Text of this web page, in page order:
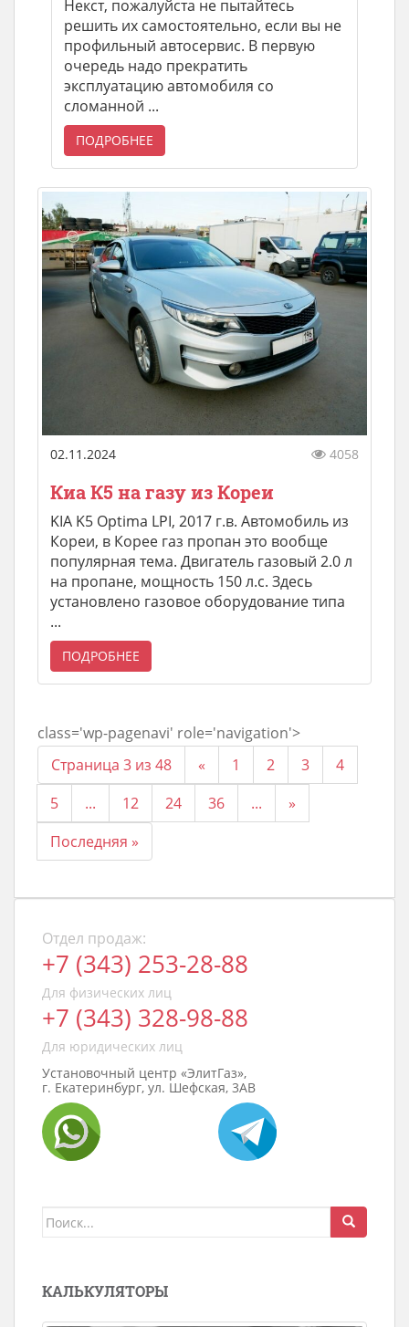
Некст, пожалуйста не пытайтесь
решить их самостоятельно, если вы не
профильный автосервис. В первую
очередь надо прекратить
эксплуатацию автомобиля со
сломанной ...
ПОДРОБНЕЕ
02.11.2024 4058
Киа К5 на газу из Кореи
KIA K5 Optima LPI, 2017 г.в. Автомобиль из
Кореи, в Корее газ пропан это вообще
популярная тема. Двигатель газовый 2.0 л
на пропане, мощность 150 л.с. Здесь
установлено газовое оборудование типа
...
ПОДРОБНЕЕ
class='wp-pagenavi' role='navigation'>
Страница 3 из 48
« 1 2 3
4
5
... 12 24 36 ...
»
Последняя »
Отдел продаж:
+7 (343) 253-28-88
Для физических лиц
+7 (343) 328-98-88
Для юридических лиц
Установочный центр «ЭлитГаз»,
г. Екатеринбург, ул. Шефская, 3АВ
Поиск
КАЛЬКУЛЯТОРЫ